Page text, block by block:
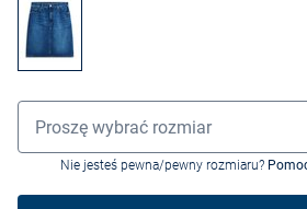
Wybór rozmiaru
Proszę wybrać rozmiar
Nie jesteś pewna/pewny rozmiaru?